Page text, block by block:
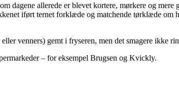
allerede er blevet kortere, mørkere og mere
iført ternet forklæde og matchende tørklæde
venners) gemt i fryseren, men det smagere ikke
– for eksempel Brugsen og Kvickly.